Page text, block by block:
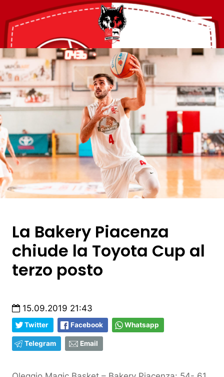
La Bakery Piacenza
chiude la Toyota Cup al
terzo posto
15.09.2019 21:43
Twitter Facebook Whatsapp
Telegram Email